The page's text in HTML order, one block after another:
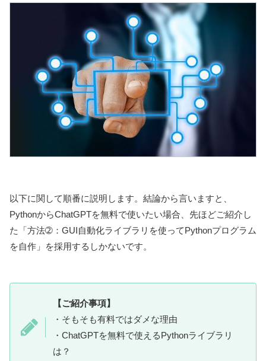
以下に関して順番に説明します。結論から言いますと、
PythonからChatGPTを無料で使いたい場合、先ほどご紹介し
た「方法➁：GUI自動化ライブラリを使ってPythonプログラム
を自作」を採用するしかないです。
【ご紹介事項】
・そもそも有料ではダメな理由
・ChatGPTを無料で使えるPythonライブラリ
は？